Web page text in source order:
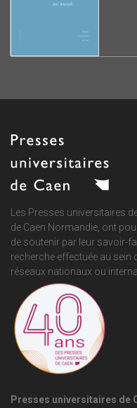
Les Presses universitaires
de Caen Normandie, ont
de soutenir par leur savoir-
recherche effectuée au sein
réseaux nationaux ou
Presses universitaires de